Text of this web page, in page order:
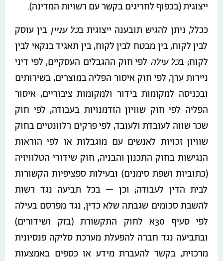
ייצוגית (בכפוף לחריגים בקשר עם רשויות המדינה).
ככלל, ניתן להגיש תובענה ייצוגית בכל עניין בין עוסק
לבין לקוח, בין מבטח לבין לקוח, בין תאגיד בנקאי לבין
לקוח; בכל עילה לפי חוק ההגבלים העסקיים, לפי דיני
ניירות ערך, לפי חוק איסור הפליה במוצרים, בשירותים
ובכניסה למקומות בידור ולמקומות ציבוריים, איסור
הפליה לפי חוק שוויון הזדמנויות בעבודה, לפי חוק
שכר שווה לעובדת ולעובד, לפי פרקים רלוונטיים בחוק
שוויון זכויות לאנשים עם מוגבלות או לפי הוראות
הנגישות בחוק התכנון והבניה, חוק שידורי הטלוויזיה
(כתוביות ושפת סימנים) ובעילות ספציפיות הקשורות
לבית הדין לעבודה; וכן – בכל תביעה נגד רשות
להשבת סכומים שגבתה שלא כדין, נגד מפרסם בעילה
לפי סעיף 30א לחוק התקשורת (בזק ושידורים)
ובתביעה נגד חברה להפעלת מערכת סליקה פנסיונית
מרכזית, בקשר להעברת מידע או כספים באמצעות